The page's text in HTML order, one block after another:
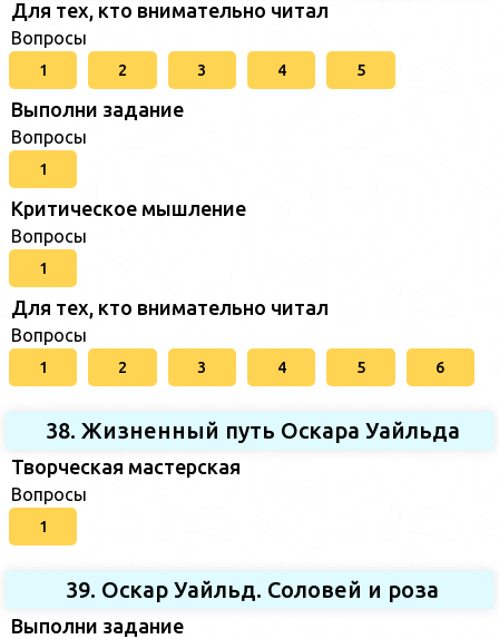
Для тех, кто внимательно читал
Вопросы
1 2 3 4 5
Выполни задание
Вопросы
1
Критическое мышление
Вопросы
1
Для тех, кто внимательно читал
Вопросы
1 2 3 4 5 6
38. Жизненный путь Оскара Уайльда
Творческая мастерская
Вопросы
1
39. Оскар Уайльд. Соловей и роза
Выполни задание